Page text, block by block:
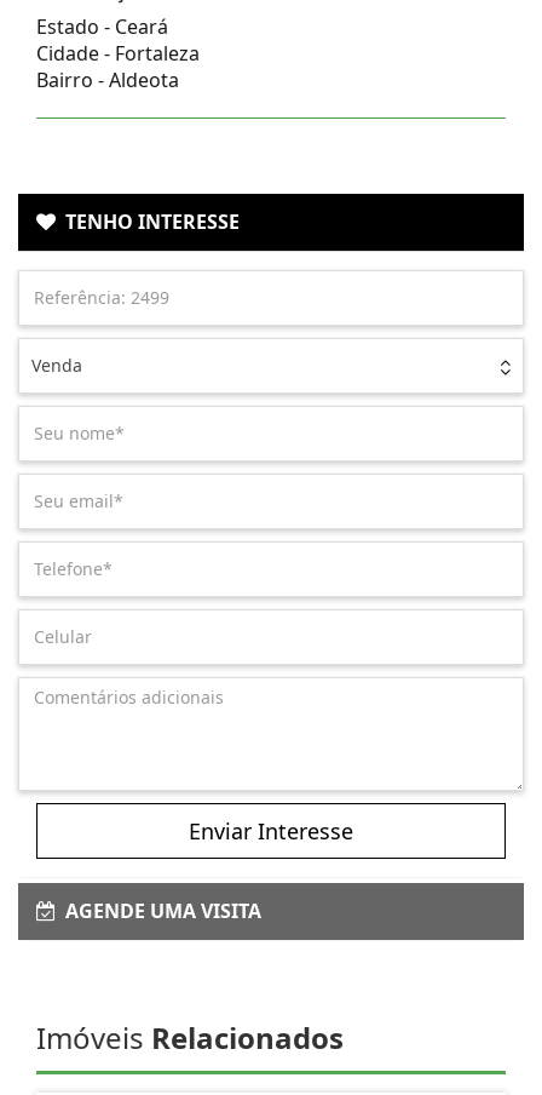
Estado - Ceará
Cidade - Fortaleza
Bairro -Aldeota
TENHO INTERESSE
Venda
Enviar Interesse
AGENDE UMA VISITA
Imóveis Relacionados